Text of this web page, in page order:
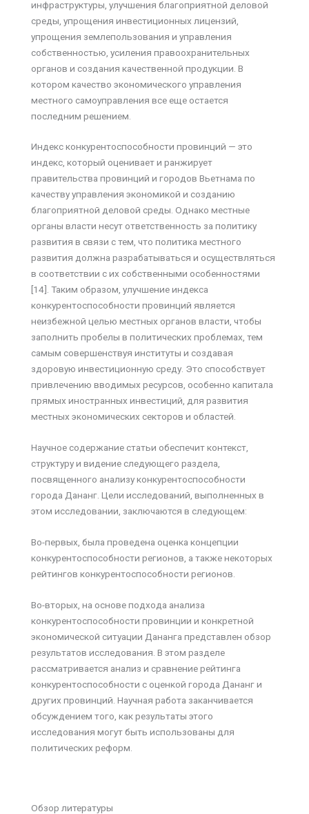
инфраструктуры, улучшения благоприятной деловой
среды, упрощения инвестиционных лицензий,
упрощения землепользования и управления
собственностью, усиления правоохранительных
органов и создания качественной продукции. В
котором качество экономического управления
местного самоуправления все еще остается
последним решением.
Индекс конкурентоспособности провинций — это
индекс, который оценивает и ранжирует
правительства провинций и городов Вьетнама по
качеству управления экономикой и созданию
благоприятной деловой среды. Однако местные
органы власти несут ответственность за политику
развития в связи с тем, что политика местного
развития должна разрабатываться и осуществляться
в соответствии с их собственными особенностями
[14]. Таким образом, улучшение индекса
конкурентоспособности провинций является
неизбежной целью местных органов власти, чтобы
заполнить пробелы в политических проблемах, тем
самым совершенствуя институты и создавая
здоровую инвестиционную среду. Это способствует
привлечению вводимых ресурсов, особенно капитала
прямых иностранных инвестиций, для развития
местных экономических секторов и областей.
Научное содержание статьи обеспечит контекст,
структуру и видение следующего раздела,
посвященного анализу конкурентоспособности
города Дананг. Цели исследований, выполненных в
этом исследовании, заключаются в следующем:
Во-первых, была проведена оценка концепции
конкурентоспособности регионов, а также некоторых
рейтингов конкурентоспособности регионов.
Во-вторых, на основе подхода анализа
конкурентоспособности провинции и конкретной
экономической ситуации Дананга представлен обзор
результатов исследования. В этом разделе
рассматривается анализ и сравнение рейтинга
конкурентоспособности с оценкой города Дананг и
других провинций. Научная работа заканчивается
обсуждением того, как результаты этого
исследования могут быть использованы для
политических реформ.
Обзор литературы